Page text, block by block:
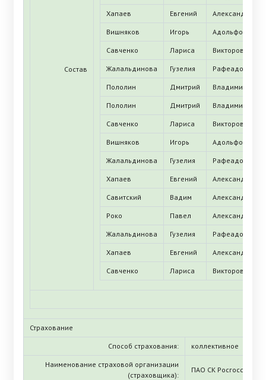
Состав
Хапаев Евгений Александрович
Вишняков Игорь Адольфович
Савченко Лариса Викторовна
Жалальдинова Гузелия Рафеадовна
Пололин Дмитрий Владимирович
Пололин Дмитрий Владимирович
Савченко Лариса Викторовна
Вишняков Игорь Адольфович
Жалальдинова Гузелия Рафеадовна
Хапаев Евгений Александрович
Савитский Вадим Александрович
Роко Павел Александрович
Жалальдинова Гузелия Рафеадовна
Хапаев Евгений Александрович
Савченко Лариса Викторовна
Страхование
Способ страхования: коллективное
Наименование страховой организации
(страховщика):
ПАО СК Росгосстрах